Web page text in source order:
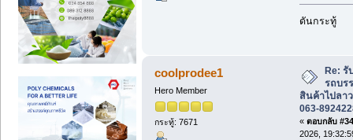
ดันกระทู้
coolprodee1
Hero Member
กระทู้: 7671
Re: รั
รถบร
สินค้าไปลา
063-
« ตอบกลับ
2026,